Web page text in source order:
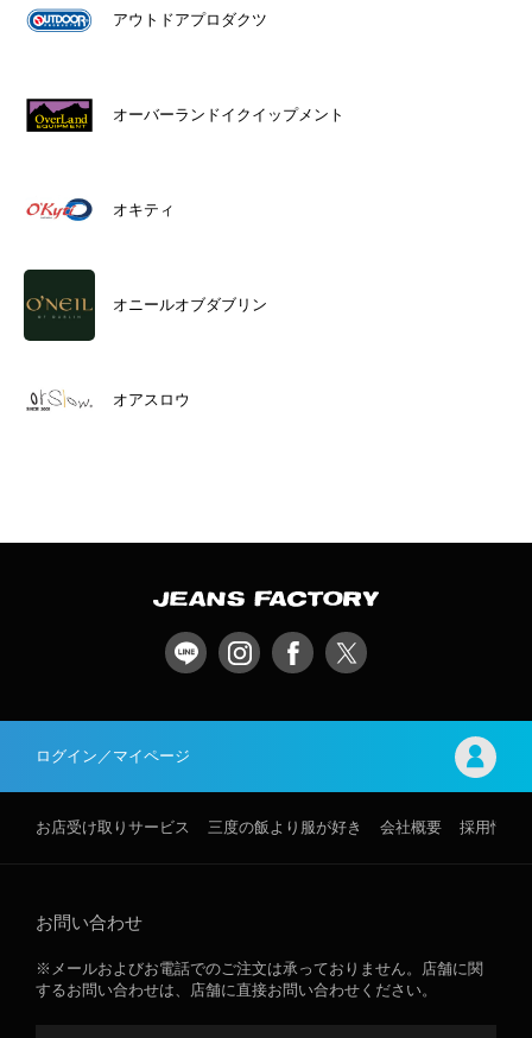
アウトドアプロダクツ
オーバーランドイクイップメント
オキティ
オニールオブダブリン
オアスロウ
ログイン／マイページ
お店受け取りサービス 三度の飯より服が好き 会社概要 採用情報
お問い合わせ
※メールおよびお電話でのご注文は承っておりません。店舗に関
するお問い合わせは、店舗に直接お問い合わせください。